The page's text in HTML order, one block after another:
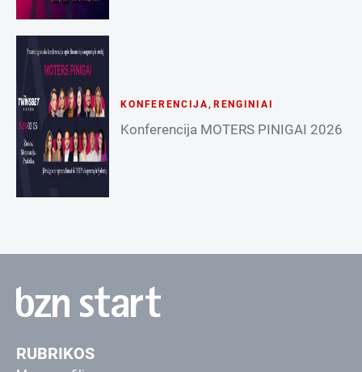
KONFERENCIJA, RENGINIAI
Konferencija MOTERS PINIGAI 2026
RUBRIKOS